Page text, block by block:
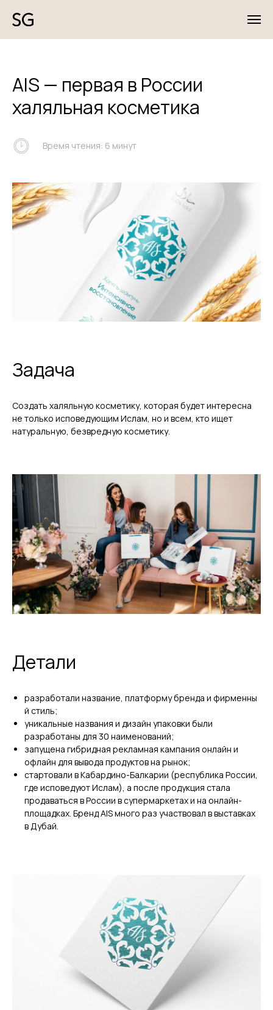
AIS — первая в России
халяльная косметика
Время чтения: 6 минут
Задача
Создать халяльную косметику, которая будет интересна
не только исповедующим Ислам, но и всем, кто ищет
натуральную, безвредную косметику.
Детали
разработали название, платформу бренда и фирменны
й стиль;
уникальные названия и дизайн упаковки были
разработаны для 30 наименований;
запущена гибридная рекламная кампания онлайн и
офлайн для вывода продуктов на рынок;
стартовали в Кабардино-Балкарии (республика России,
где исповедуют Ислам), а после продукция стала
продаваться в России в супермаркетах и на онлайн-
площадках. Бренд AIS много раз участвовал в выставках
в Дубай.